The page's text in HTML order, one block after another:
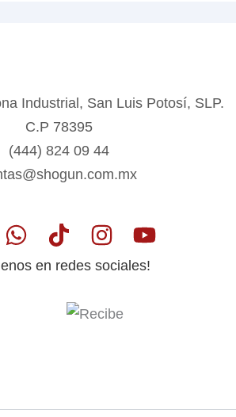
Industrial, San Luis Potosí, SLP.
C.P 78395
(444) 824 09 44
en redes sociales!